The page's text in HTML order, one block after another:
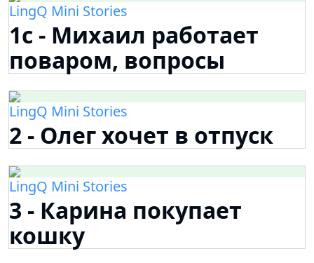
LingQ Mini Stories
1c - Михаил работает
поваром, вопросы
LingQ Mini Stories
2 - Олег хочет в отпуск
LingQ Mini Stories
3 - Карина покупает
кошку